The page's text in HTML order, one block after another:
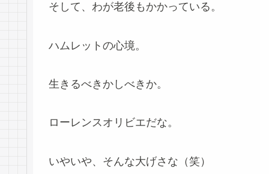
そして、わが老後もかかっている。
ハムレットの心境。
生きるべきかしべきか。
ローレンスオリビエだな。
いやいや、そんな大げさな（笑）